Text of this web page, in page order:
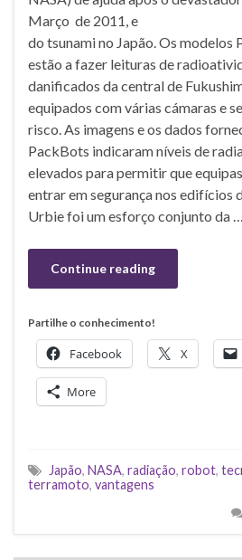
Março de 2011, e
do tsunami no Japão. Os modelos
estão a fazer leituras de
danificados da central de
equipados com várias cámaras e
risco. As imagens e os dados
PackBots indicaram níveis de
elevados para permitir que
entrar em segurança nos edifícios
Urbie foi um esforço conjunto da …
Continue reading
Partilhe o conhecimento!
Facebook X
More
Japão, NASA, radiação, robot,
terramoto, vantagens